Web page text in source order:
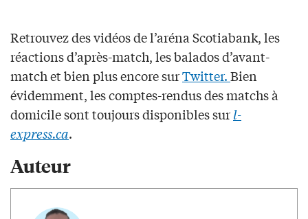
Retrouvez des vidéos de l’aréna Scotiabank, les
réactions d’après-match, les balados d’avant-
match et bien plus encore surTwitter.Bien
évidemment, les comptes-rendus des matchs à
domicile sont toujours disponibles surl-
express.ca.
Auteur